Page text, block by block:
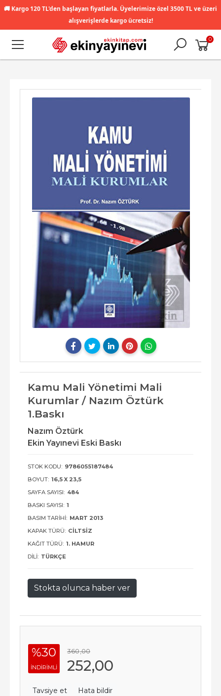
🚚 Kargo 120 TL'den başlayan fiyatlarla. Üyelerimize özel 3500 TL ve üzeri
alışverişlerde kargo ücretsiz!
0
Kamu Mali Yönetimi Mali
Kurumlar / Nazım Öztürk
1.Baskı
Nazım Öztürk
Ekin Yayınevi Eski Baskı
STOK KODU: 9786055187484
BOYUT: 16,5 X 23,5
SAYFA SAYISI: 484
BASKI SAYISI: 1
BASIM TARIHI: MART 2013
KAPAK TÜRÜ: CILTSIZ
KAĞIT TÜRÜ: 1. HAMUR
DILI: TÜRKÇE
Stokta olunca haber ver
%30
INDIRIMLI
360,00
252,00
Tavsiye et Hata bildir